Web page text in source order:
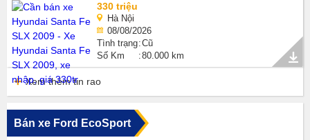
330 triệu
Hà Nội
08/08/2026
Tình trạng Cũ
Số Km
80.000 km
Xem thêm tin rao
Bán xe Ford EcoSport